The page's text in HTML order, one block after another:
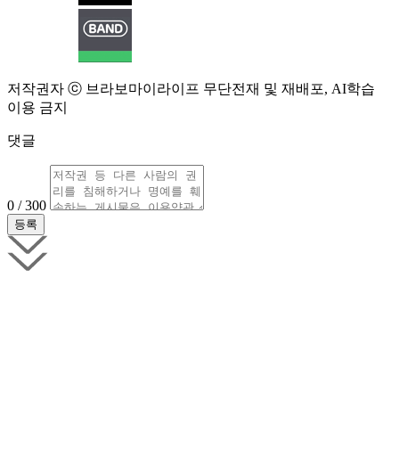
저작권자 ⓒ 브라보마이라이프 무단전재 및 재배포, AI학습
이용 금지
댓글
0 / 300